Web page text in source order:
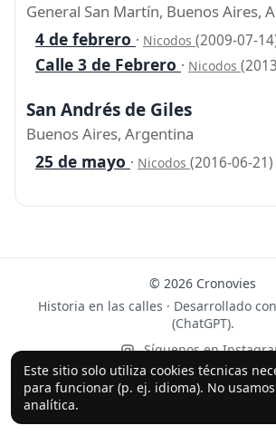
Este sitio solo utiliza cookies técnicas
para funcionar (p. ej. idioma). No usamos
analítica.
General San Martín, Buenos Aires,
4 de febrero · Nicodos (2009-07-
Calle 3 de Febrero · Nicodos
San Andrés de Giles
Buenos Aires, Argentina
25 de mayo · Nicodos (2016-06-21)
© 2026 Cronovies
Historia en las calles · Desarrollado
(ChatGPT).
Síguenos en